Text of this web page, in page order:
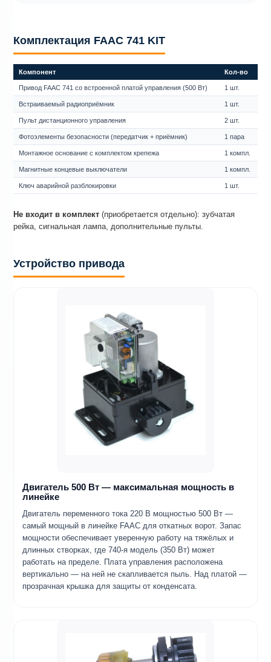
Комплектация FAAC 741 KIT
Компонент Кол-во
Привод FAAC 741 со встроенной платой управления (500 Вт) 1 шт.
Встраиваемый радиоприёмник 1 шт.
Пульт дистанционного управления 2 шт.
Фотоэлементы безопасности (передатчик + приёмник) 1 пара
Монтажное основание с комплектом крепежа 1 компл.
Магнитные концевые выключатели 1 компл.
Ключ аварийной разблокировки 1 шт.
Не входит в комплект (приобретается отдельно): зубчатая
рейка, сигнальная лампа, дополнительные пульты.
Устройство привода
Двигатель 500 Вт — максимальная мощность в
линейке
Двигатель переменного тока 220 В мощностью 500 Вт —
самый мощный в линейке FAAC для откатных ворот. Запас
мощности обеспечивает уверенную работу на тяжёлых и
длинных створках, где 740-я модель (350 Вт) может
работать на пределе. Плата управления расположена
вертикально — на ней не скапливается пыль. Над платой —
прозрачная крышка для защиты от конденсата.